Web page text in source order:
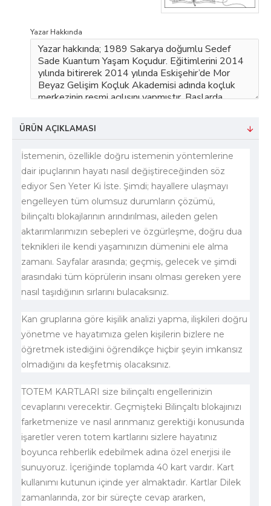
Yazar Hakkında
ÜRÜN AÇIKLAMASI
İstemenin, özellikle doğru istemenin yöntemlerine
dair ipuçlarının hayatı nasıl değiştireceğinden söz
ediyor Sen Yeter Ki İste. Şimdi; hayallere ulaşmayı
engelleyen tüm olumsuz durumların çözümü,
bilinçaltı blokajlarının arındırılması, aileden gelen
aktarımlarımızın sebepleri ve özgürleşme, doğru dua
teknikleri ile kendi yaşamınızın dümenini ele alma
zamanı. Sayfalar arasında; geçmiş, gelecek ve şimdi
arasındaki tüm köprülerin insanı olması gereken yere
nasıl taşıdığının sırlarını bulacaksınız.
Kan gruplarına göre kişilik analizi yapma, ilişkileri doğru
yönetme ve hayatımıza gelen kişilerin bizlere ne
öğretmek istediğini öğrendikçe hiçbir şeyin imkansız
olmadığını da keşfetmiş olacaksınız.
TOTEM KARTLARI size bilinçaltı engellerinizin
cevaplarını verecektir. Geçmişteki Bilinçaltı blokajınızı
farketmenize ve nasıl arınmanız gerektiği konusunda
işaretler veren totem kartlarını sizlere hayatınız
boyunca rehberlik edebilmek adına özel enerjisi ile
sunuyoruz. İçeriğinde toplamda 40 kart vardır. Kart
kullanımı kutunun içinde yer almaktadır. Kartlar Dilek
zamanlarında, zor bir süreçte cevap ararken,